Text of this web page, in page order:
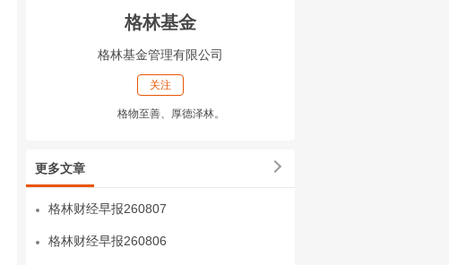
格林基金
格林基金管理有限公司
关注
格物至善、厚德泽林。
更多文章
格林财经早报260807
格林财经早报260806